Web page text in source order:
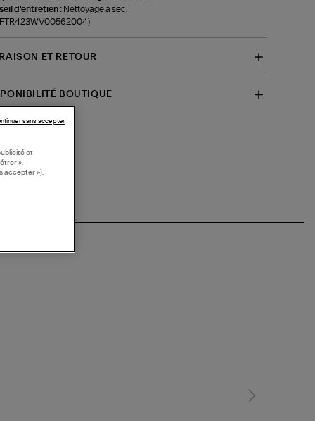
d'entretien : Nettoyage à sec.
ET RETOUR
BOUTIQUE
et
»,
accepter »).
sans accepter